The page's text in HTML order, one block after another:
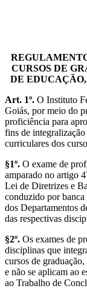
CURSOS DE
DE
Art. 1º. O Instituto
Goiás, por meio do
proficiência para
fins de
curriculares dos
§1º. O exame de
amparado no artigo
Lei de Diretrizes e
conduzido por
dos Departamentos
das respectivas
§2º. Os exames de
disciplinas que
cursos de
e não se aplicam ao
ao Trabalho de